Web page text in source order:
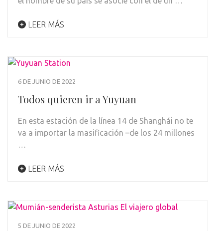
LEER MÁS
6 DE JUNIO DE 2022
Todos quieren ir a Yuyuan
En esta estación de la línea 14 de Shanghái no te
va a importar la masificación –de los 24 millones
…
LEER MÁS
5 DE JUNIO DE 2022